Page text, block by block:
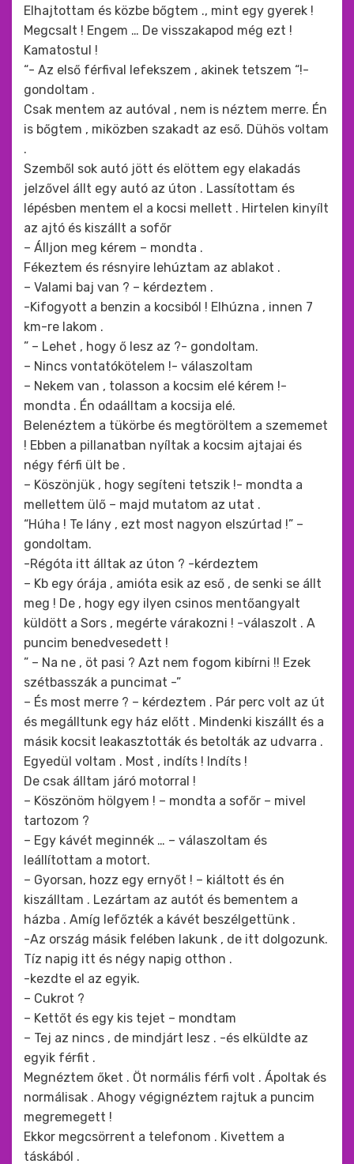
Elhajtottam és közbe bőgtem ., mint egy gyerek !
Megcsalt ! Engem … De visszakapod még ezt !
Kamatostul !
“- Az első férfival lefekszem , akinek tetszem “!-
gondoltam .
Csak mentem az autóval , nem is néztem merre. Én
is bőgtem , miközben szakadt az eső. Dühös voltam
.
Szemből sok autó jött és elöttem egy elakadás
jelzővel állt egy autó az úton . Lassítottam és
lépésben mentem el a kocsi mellett . Hirtelen kinyílt
az ajtó és kiszállt a sofőr
– Álljon meg kérem – mondta .
Fékeztem és résnyire lehúztam az ablakot .
– Valami baj van ? – kérdeztem .
-Kifogyott a benzin a kocsiból ! Elhúzna , innen 7
km-re lakom .
” – Lehet , hogy ő lesz az ?- gondoltam.
– Nincs vontatókötelem !- válaszoltam
– Nekem van , tolasson a kocsim elé kérem !-
mondta . Én odaálltam a kocsija elé.
Belenéztem a tükörbe és megtöröltem a szememet
! Ebben a pillanatban nyíltak a kocsim ajtajai és
négy férfi ült be .
– Köszönjük , hogy segíteni tetszik !- mondta a
mellettem ülő – majd mutatom az utat .
“Húha ! Te lány , ezt most nagyon elszúrtad !” –
gondoltam.
-Régóta itt álltak az úton ? -kérdeztem
– Kb egy órája , amióta esik az eső , de senki se állt
meg ! De , hogy egy ilyen csinos mentőangyalt
küldött a Sors , megérte várakozni ! -válaszolt . A
puncim benedvesedett !
” – Na ne , öt pasi ? Azt nem fogom kibírni !! Ezek
szétbasszák a puncimat -”
– És most merre ? – kérdeztem . Pár perc volt az út
és megálltunk egy ház előtt . Mindenki kiszállt és a
másik kocsit leakasztották és betolták az udvarra .
Egyedül voltam . Most , indíts ! Indíts !
De csak álltam járó motorral !
– Köszönöm hölgyem ! – mondta a sofőr – mivel
tartozom ?
– Egy kávét meginnék … – válaszoltam és
leállítottam a motort.
– Gyorsan, hozz egy ernyőt ! – kiáltott és én
kiszálltam . Lezártam az autót és bementem a
házba . Amíg lefőzték a kávét beszélgettünk .
-Az ország másik felében lakunk , de itt dolgozunk.
Tíz napig itt és négy napig otthon .
-kezdte el az egyik.
– Cukrot ?
– Kettőt és egy kis tejet – mondtam
– Tej az nincs , de mindjárt lesz . -és elküldte az
egyik férfit .
Megnéztem őket . Öt normális férfi volt . Ápoltak és
normálisak . Ahogy végignéztem rajtuk a puncim
megremegett !
Ekkor megcsörrent a telefonom . Kivettem a
táskából .